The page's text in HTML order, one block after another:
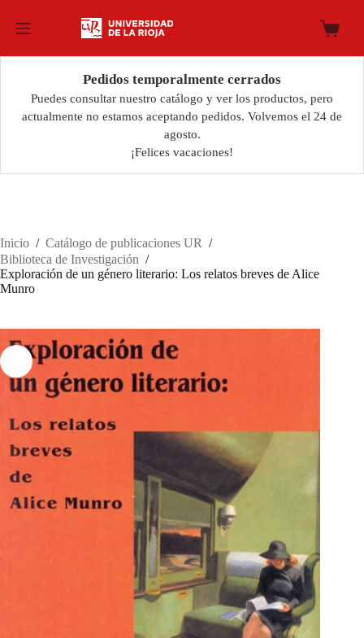
contenido
Carro
Pedidos temporalmente cerrados
Puedes consultar nuestro catálogo y ver los productos, pero
actualmente no estamos aceptando pedidos. Volvemos el 24 de
agosto.
¡Felices vacaciones!
Inicio / Catálogo de publicaciones UR /
Biblioteca de Investigación /
Exploración de un género literario: Los relatos breves de Alice
Munro